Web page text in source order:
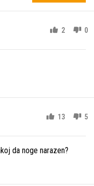
2 0
13 5
da noge narazen?